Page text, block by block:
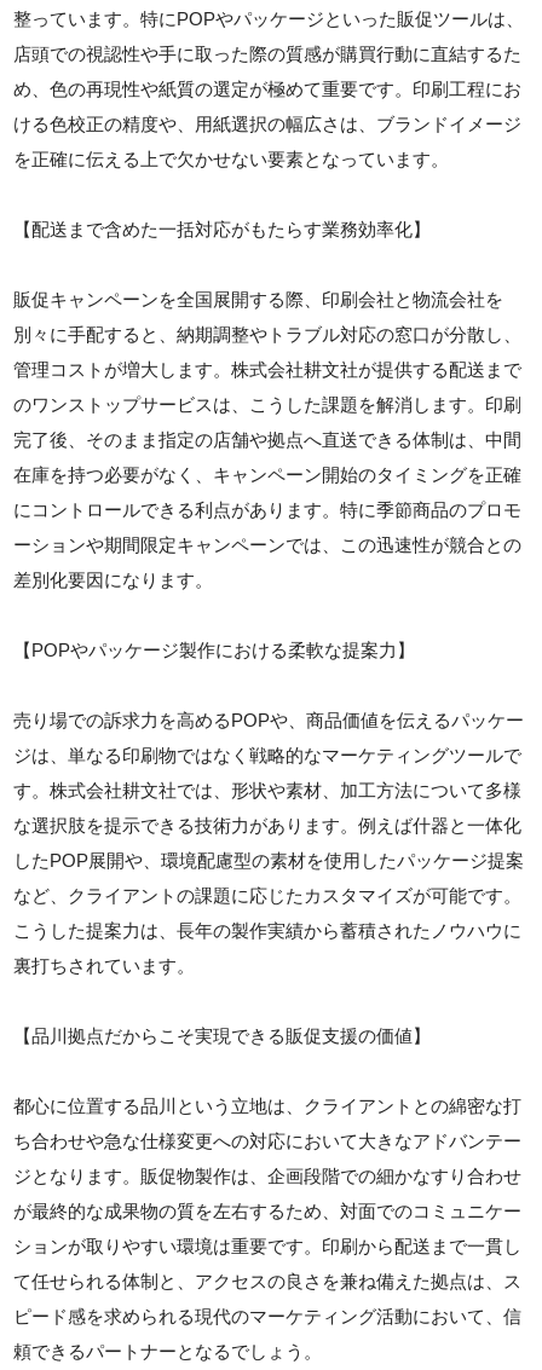
整っています。特にPOPやパッケージといった販促ツールは、
店頭での視認性や手に取った際の質感が購買行動に直結するた
め、色の再現性や紙質の選定が極めて重要です。印刷工程にお
ける色校正の精度や、用紙選択の幅広さは、ブランドイメージ
を正確に伝える上で欠かせない要素となっています。
【配送まで含めた一括対応がもたらす業務効率化】
販促キャンペーンを全国展開する際、印刷会社と物流会社を
別々に手配すると、納期調整やトラブル対応の窓口が分散し、
管理コストが増大します。株式会社耕文社が提供する配送まで
のワンストップサービスは、こうした課題を解消します。印刷
完了後、そのまま指定の店舗や拠点へ直送できる体制は、中間
在庫を持つ必要がなく、キャンペーン開始のタイミングを正確
にコントロールできる利点があります。特に季節商品のプロモ
ーションや期間限定キャンペーンでは、この迅速性が競合との
差別化要因になります。
【POPやパッケージ製作における柔軟な提案力】
売り場での訴求力を高めるPOPや、商品価値を伝えるパッケー
ジは、単なる印刷物ではなく戦略的なマーケティングツールで
す。株式会社耕文社では、形状や素材、加工方法について多様
な選択肢を提示できる技術力があります。例えば什器と一体化
したPOP展開や、環境配慮型の素材を使用したパッケージ提案
など、クライアントの課題に応じたカスタマイズが可能です。
こうした提案力は、長年の製作実績から蓄積されたノウハウに
裏打ちされています。
【品川拠点だからこそ実現できる販促支援の価値】
都心に位置する品川という立地は、クライアントとの綿密な打
ち合わせや急な仕様変更への対応において大きなアドバンテー
ジとなります。販促物製作は、企画段階での細かなすり合わせ
が最終的な成果物の質を左右するため、対面でのコミュニケー
ションが取りやすい環境は重要です。印刷から配送まで一貫し
て任せられる体制と、アクセスの良さを兼ね備えた拠点は、ス
ピード感を求められる現代のマーケティング活動において、信
頼できるパートナーとなるでしょう。